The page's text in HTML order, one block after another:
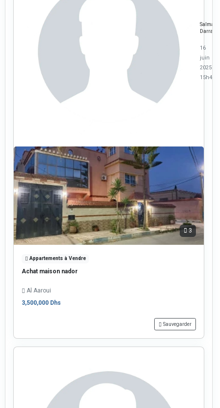
Salma
Darraz
16
juin
2025 à
15h48
3
Appartements à Vendre
Achat maison nador
Al Aaroui
3,500,000 Dhs
Sauvegarder